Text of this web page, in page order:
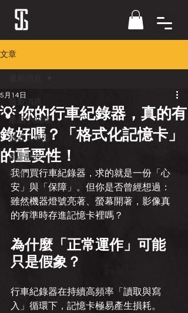
文章
最新消息
產品小知識
機器人專區
產品特色
公告
💡 你的行車紀錄器，真的有
錄好嗎？「格式化記憶卡」
的重要性！
5月14日
我們買行車紀錄器，求的就是一份「心
安」與「保障」。但你是否曾經想過：
雖然機器燈號亮著、螢幕開著，影像真
的有準時存進記憶卡裡嗎？
為什麼「正常運作」可能
只是假象？
行車紀錄器在持續高頻率「讀取與寫
入」循環下，記憶卡極易產生損耗。